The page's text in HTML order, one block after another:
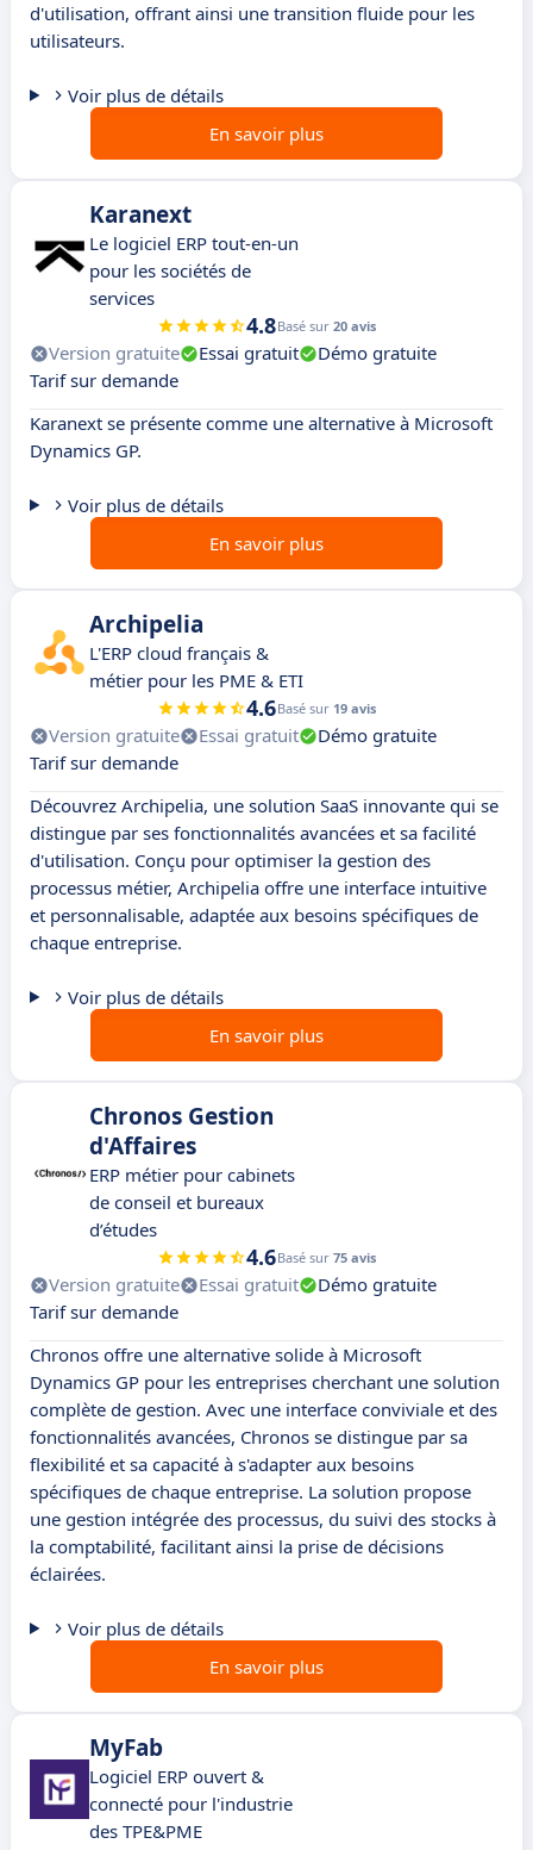
d'utilisation, offrant ainsi une transition fluide pour les
utilisateurs.
Voir plus de détails
En savoir plus
Karanext
Le logiciel ERP tout-en-un
pour les sociétés de
services
4.8Basé sur 20 avis
Version gratuite Essai gratuit
Démo gratuite
Tarif sur demande
Karanext se présente comme une alternative à Microsoft
Dynamics GP.
Voir plus de détails
En savoir plus
Archipelia
L'ERP cloud français &
métier pour les PME & ETI
4.6Basé sur 19 avis
Version gratuite Essai gratuit
Démo gratuite
Tarif sur demande
Découvrez Archipelia, une solution SaaS innovante qui se
distingue par ses fonctionnalités avancées et sa facilité
d'utilisation. Conçu pour optimiser la gestion des
processus métier, Archipelia offre une interface intuitive
et personnalisable, adaptée aux besoins spécifiques de
chaque entreprise.
Voir plus de détails
En savoir plus
Chronos Gestion
d'Affaires
ERP métier pour cabinets
de conseil et bureaux
d’études
4.6Basé sur 75 avis
Version gratuite Essai gratuit
Démo gratuite
Tarif sur demande
Chronos offre une alternative solide à Microsoft
Dynamics GP pour les entreprises cherchant une solution
complète de gestion. Avec une interface conviviale et des
fonctionnalités avancées, Chronos se distingue par sa
flexibilité et sa capacité à s'adapter aux besoins
spécifiques de chaque entreprise. La solution propose
une gestion intégrée des processus, du suivi des stocks à
la comptabilité, facilitant ainsi la prise de décisions
éclairées.
Voir plus de détails
En savoir plus
MyFab
Logiciel ERP ouvert &
connecté pour l'industrie
des TPE&PME